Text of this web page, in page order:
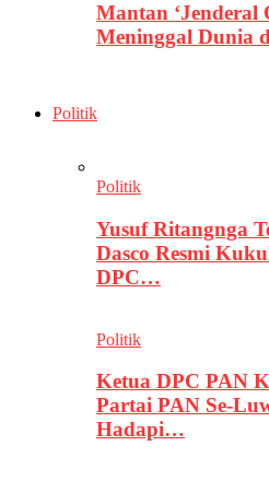
Mantan ‘Jenderal
Meninggal Dunia
Politik
Politik
Yusuf Ritangnga
Dasco Resmi
DPC…
Politik
Ketua DPC PAN
Partai PAN Se-
Hadapi…